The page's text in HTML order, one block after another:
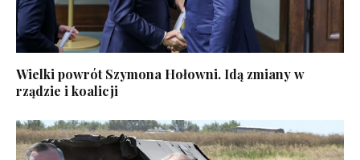
Wielki powrót Szymona Hołowni. Idą zmiany w
rządzie i koalicji